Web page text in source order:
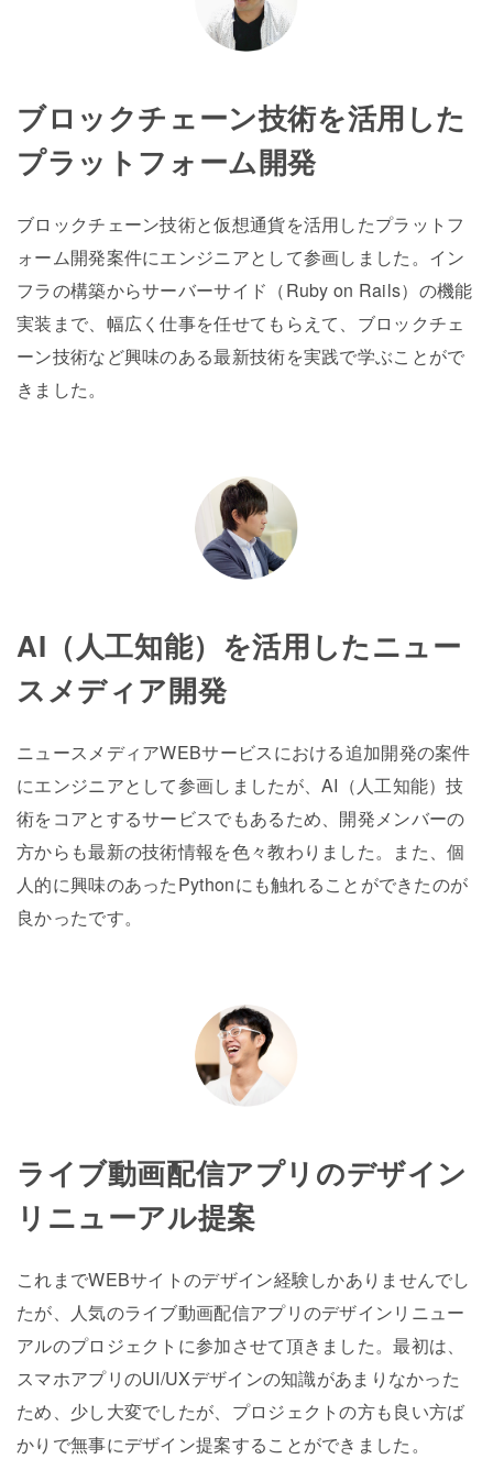
ブロックチェーン技術を活用した
プラットフォーム開発
ブロックチェーン技術と仮想通貨を活用したプラットフ
ォーム開発案件にエンジニアとして参画しました。イン
フラの構築からサーバーサイド（Ruby on Rails）の機能
実装まで、幅広く仕事を任せてもらえて、ブロックチェ
ーン技術など興味のある最新技術を実践で学ぶことがで
きました。
AI（人工知能）を活用したニュー
スメディア開発
ニュースメディアWEBサービスにおける追加開発の案件
にエンジニアとして参画しましたが、AI（人工知能）技
術をコアとするサービスでもあるため、開発メンバーの
方からも最新の技術情報を色々教わりました。また、個
人的に興味のあったPythonにも触れることができたのが
良かったです。
ライブ動画配信アプリのデザイン
リニューアル提案
これまでWEBサイトのデザイン経験しかありませんでし
たが、人気のライブ動画配信アプリのデザインリニュー
アルのプロジェクトに参加させて頂きました。最初は、
スマホアプリのUI/UXデザインの知識があまりなかった
ため、少し大変でしたが、プロジェクトの方も良い方ば
かりで無事にデザイン提案することができました。